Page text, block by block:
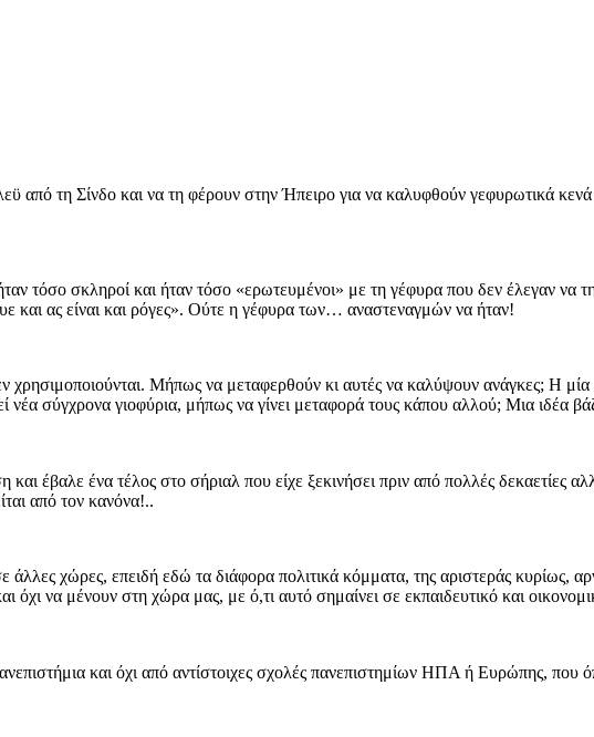
τη Σίνδο και να τη φέρουν στην Ήπειρο για να καλυφθούν γεφυρωτικά
τόσο σκληροί και ήταν τόσο «ερωτευμένοι» με τη γέφυρα που δεν έλεγαν να
και ας είναι και ρόγες». Ούτε η γέφυρα των… αναστεναγμών να ήταν!
Μήπως να μεταφερθούν κι αυτές να καλύψουν ανάγκες; Η μία
νέα σύγχρονα γιοφύρια, μήπως να γίνει μεταφορά τους κάπου αλλού; Μια ιδέα
έβαλε ένα τέλος στο σήριαλ που είχε ξεκινήσει πριν από πολλές δεκαετίες
από τον κανόνα!..
χώρες, επειδή εδώ τα διάφορα πολιτικά κόμματα, της αριστεράς κυρίως,
να μένουν στη χώρα μας, με ό,τι αυτό σημαίνει σε εκπαιδευτικό και
και όχι από αντίστοιχες σχολές πανεπιστημίων ΗΠΑ ή Ευρώπης, που